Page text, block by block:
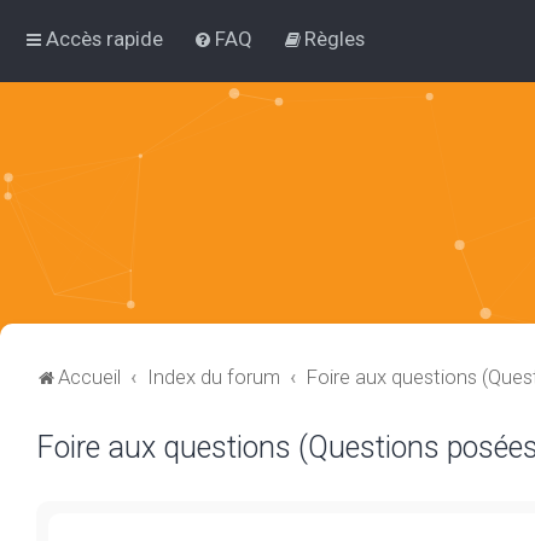
Accès rapide FAQ Règles
Accueil Index du forum Foire aux questions
Foire aux questions (Questions